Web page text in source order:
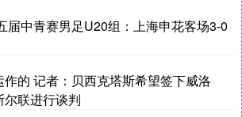
届中青赛男足U20组：上海申花客场3-0
的 记者：贝西克塔斯希望签下威洛
联进行谈判